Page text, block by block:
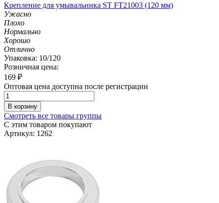
Крепление для умывальника ST FT21003 (120 мм)
Ужасно
Плохо
Нормально
Хорошо
Отлично
Упаковка: 10/120
Розничная цена:
169 ₽
Оптовая цена доступна после регистрации
В корзину
Смотреть все товары группы
С этим товаром покупают
Артикул: 1262